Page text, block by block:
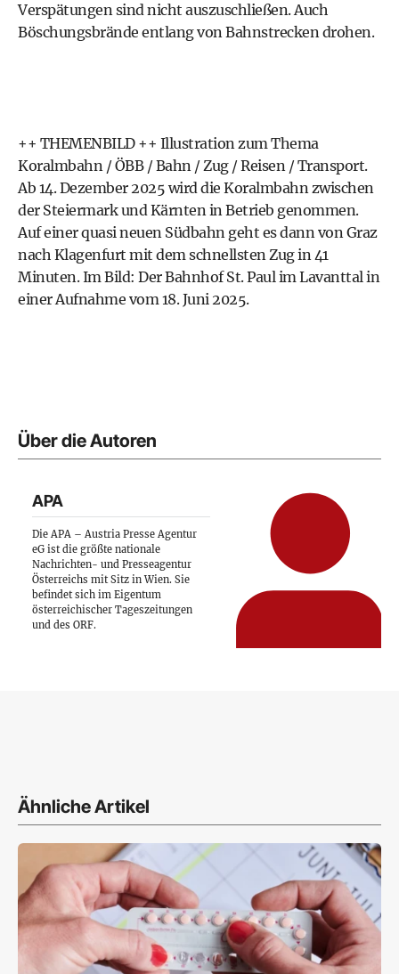
Verspätungen sind nicht auszuschließen. Auch
Böschungsbrände entlang von Bahnstrecken drohen.
++ THEMENBILD ++ Illustration zum Thema
Koralmbahn / ÖBB / Bahn / Zug / Reisen / Transport.
Ab 14. Dezember 2025 wird die Koralmbahn zwischen
der Steiermark und Kärnten in Betrieb genommen.
Auf einer quasi neuen Südbahn geht es dann von Graz
nach Klagenfurt mit dem schnellsten Zug in 41
Minuten. Im Bild: Der Bahnhof St. Paul im Lavanttal in
einer Aufnahme vom 18. Juni 2025.
Über die Autoren
APA
Die APA – Austria Presse Agentur
eG ist die größte nationale
Nachrichten- und Presseagentur
Österreichs mit Sitz in Wien. Sie
befindet sich im Eigentum
österreichischer Tageszeitungen
und des ORF.
Ähnliche Artikel